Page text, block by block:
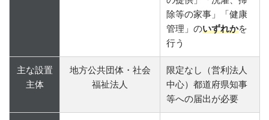
除等の家事」「健康
管理」のいずれかを
行う
主な設置
主体
地方公共団体・社会
福祉法人
限定なし（営利法人
中心）都道府県知事
等への届出が必要